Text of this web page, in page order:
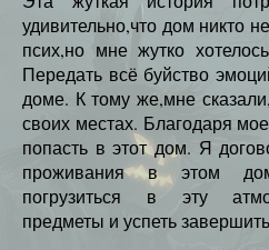
удивительно,что дом никто
псих,но мне жутко
Передать всё буйство
доме. К тому же,мне
своих местах. Благодаря
попасть в этот дом. Я
проживания в этом
погрузиться в эту
предметы и успеть